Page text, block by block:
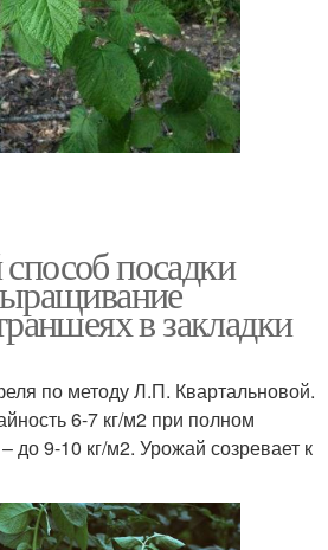
посадки
в закладки
по методу Л.П. Квартальновой.
6-7 кг/м2 при полном
до 9-10 кг/м2. Урожай созревает к